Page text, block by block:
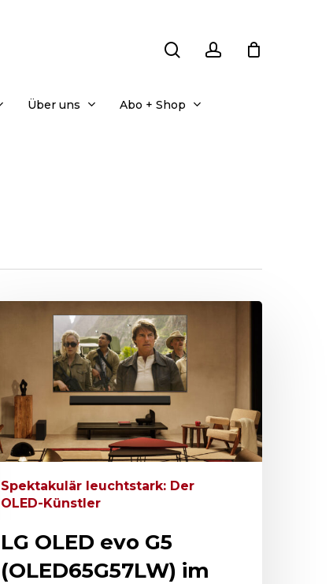
Über uns Abo + Shop
Spektakulär leuchtstark: Der
OLED-Künstler
LG OLED evo G5
(OLED65G57LW) im